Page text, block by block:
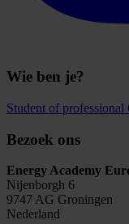
Wie ben je?
Student of professional
Bezoek ons
Energy Academy
Nijenborgh 6
9747 AG Groningen
Nederland